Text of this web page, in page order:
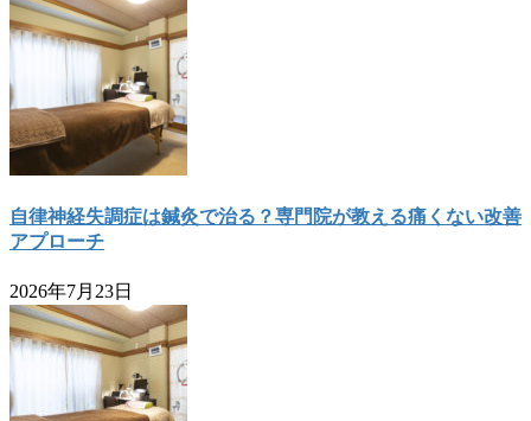
自律神経失調症は鍼灸で治る？専門院が教える痛くない改善
アプローチ
2026年7月23日